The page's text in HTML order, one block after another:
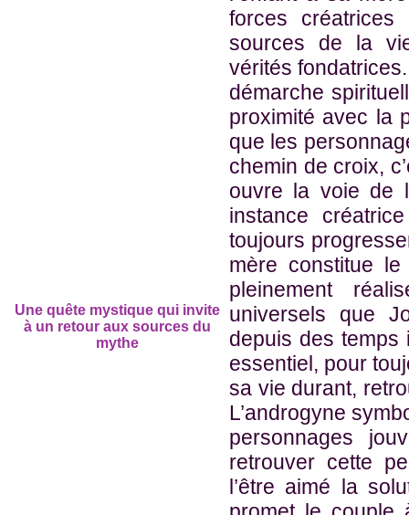
Une quête mystique qui invite
à un retour aux sources du
mythe
forces
sources de la
vérités
démarche
proximité avec la
que les
chemin de croix,
ouvre la voie de
instance
toujours
mère constitue
pleinement
universels que
depuis des temps
essentiel, pour
sa vie durant,
L’androgyne
personnages
retrouver cette
l’être aimé la